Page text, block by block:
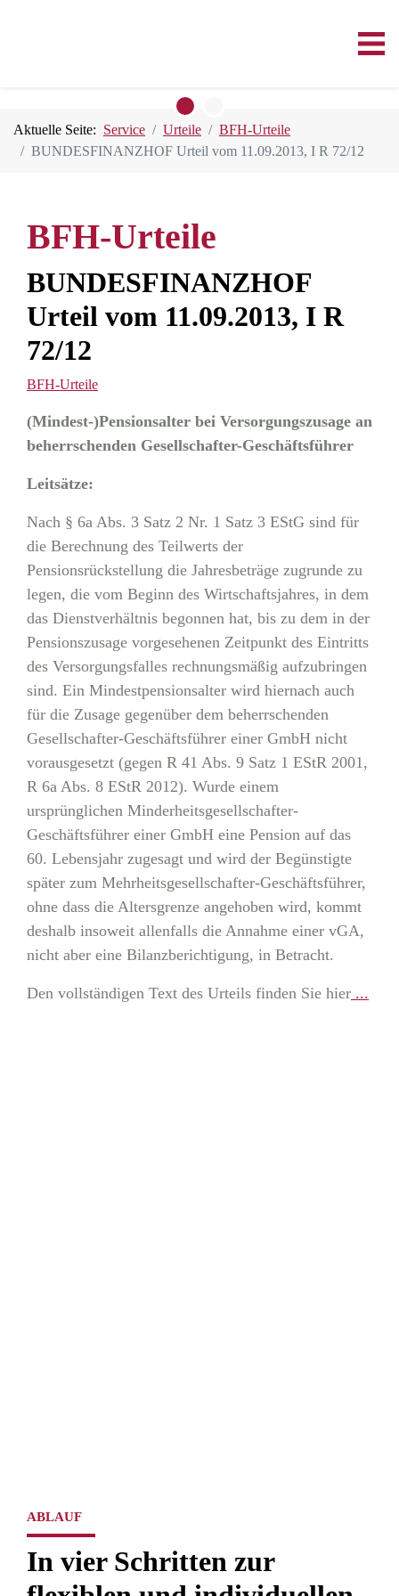
Aktuelle Seite: Service Urteile
BFH-Urteile
BUNDESFINANZHOF Urteil vom 11.09.2013, I R 72/12
BFH-Urteile
BUNDESFINANZHOF
Urteil vom 11.09.2013, I R
72/12
BFH-Urteile
(Mindest-)Pensionsalter bei Versorgungszusage an
beherrschenden Gesellschafter-Geschäftsführer
Leitsätze:
Nach § 6a Abs. 3 Satz 2 Nr. 1 Satz 3 EStG sind für
die Berechnung des Teilwerts der
Pensionsrückstellung die Jahresbeträge zugrunde zu
legen, die vom Beginn des Wirtschaftsjahres, in dem
das Dienstverhältnis begonnen hat, bis zu dem in der
Pensionszusage vorgesehenen Zeitpunkt des Eintritts
des Versorgungsfalles rechnungsmäßig aufzubringen
sind. Ein Mindestpensionsalter wird hiernach auch
für die Zusage gegenüber dem beherrschenden
Gesellschafter-Geschäftsführer einer GmbH nicht
vorausgesetzt (gegen R 41 Abs. 9 Satz 1 EStR 2001,
R 6a Abs. 8 EStR 2012). Wurde einem
ursprünglichen Minderheitsgesellschafter-
Geschäftsführer einer GmbH eine Pension auf das
60. Lebensjahr zugesagt und wird der Begünstigte
später zum Mehrheitsgesellschafter-Geschäftsführer,
ohne dass die Altersgrenze angehoben wird, kommt
deshalb insoweit allenfalls die Annahme einer vGA,
nicht aber eine Bilanzberichtigung, in Betracht.
Den vollständigen Text des Urteils finden Sie hier ...
ABLAUF
In vier Schritten zur